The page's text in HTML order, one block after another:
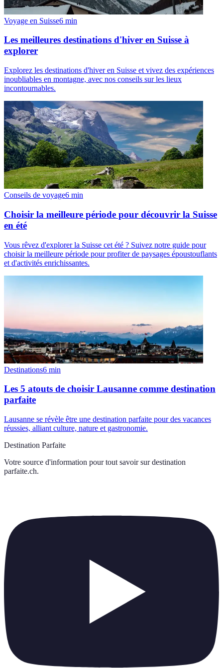
Voyage en Suisse6 min
Les meilleures destinations d'hiver en Suisse à
explorer
Explorez les destinations d'hiver en Suisse et vivez des expériences
inoubliables en montagne, avec nos conseils sur les lieux
incontournables.
Conseils de voyage6 min
Choisir la meilleure période pour découvrir la Suisse
en été
Vous rêvez d'explorer la Suisse cet été ? Suivez notre guide pour
choisir la meilleure période pour profiter de paysages époustouflants
et d'activités enrichissantes.
Destinations6 min
Les 5 atouts de choisir Lausanne comme destination
parfaite
Lausanne se révèle être une destination parfaite pour des vacances
réussies, alliant culture, nature et gastronomie.
Destination Parfaite
Votre source d'information pour tout savoir sur destination
parfaite.ch.